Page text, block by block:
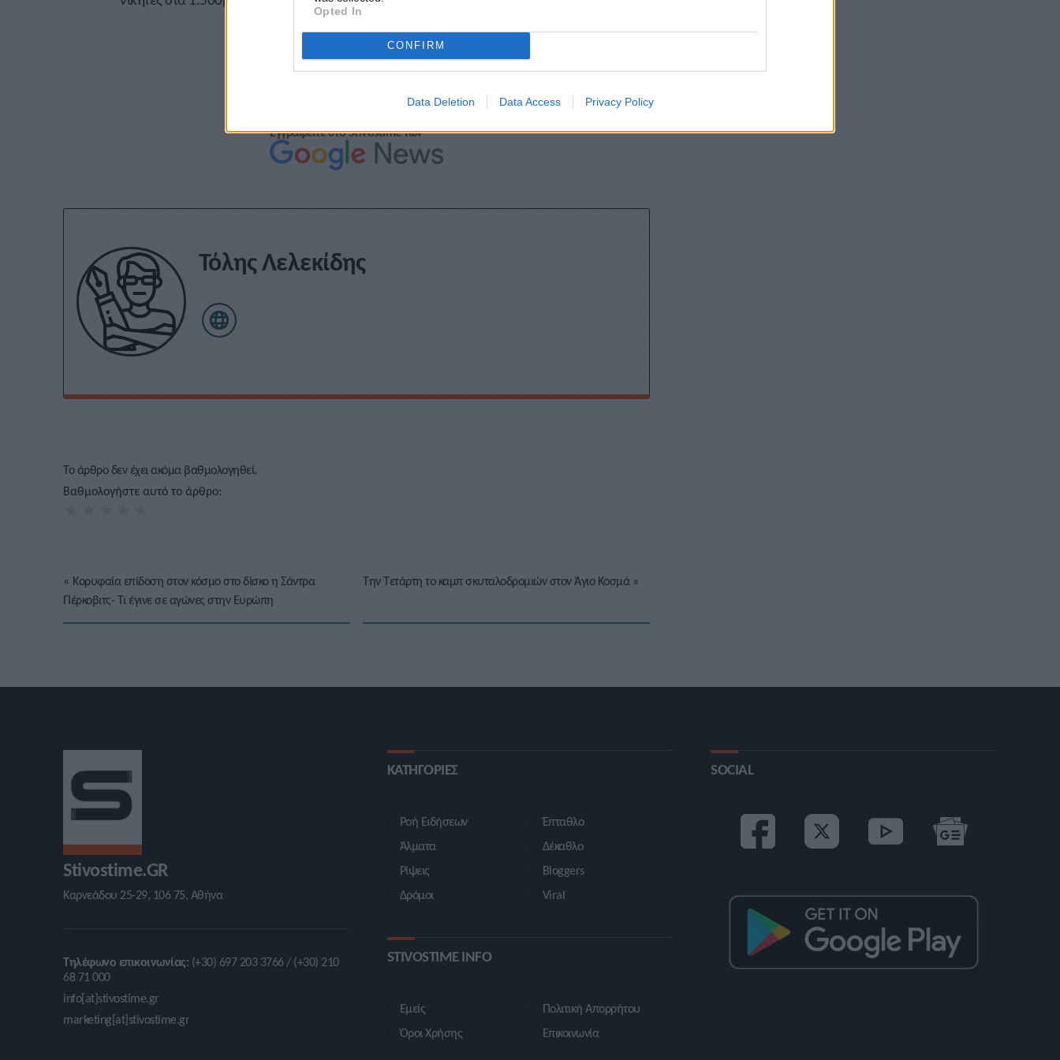
Opted In
CONFIRM
Data Deletion Data Access Privacy Policy
Εγγραφείτε στο Stivostime των
Τόλης Λελεκίδης
Το άρθρο δεν έχει ακόμα βαθμολογηθεί.
Βαθμολογήστε αυτό το άρθρο:
« Κορυφαία επίδοση στον κόσμο στο δίσκο η Σάντρα
Πέρκοβιτς- Τι έγινε σε αγώνες στην Ευρώπη
Την Τετάρτη το καμπ σκυταλοδρομιών στον Άγιο Κοσμά »
Stivostime.GR
Καρνεάδου 25-29, 106 75, Αθήνα
Τηλέφωνο επικοινωνίας: (+30) 697 203 3766 / (+30) 210
68 71 000
info[at]stivostime.gr
marketing[at]stivostime.gr
ΚΑΤΗΓΟΡΙΕΣ
Ροή Ειδήσεων
Άλματα
Ρίψεις
Δρόμοι
Έπταθλο
Δέκαθλο
Bloggers
Viral
STIVOSTIME INFO
Εμείς
Όροι Χρήσης
Πολιτική Απορρήτου
Επικοινωνία
SOCIAL